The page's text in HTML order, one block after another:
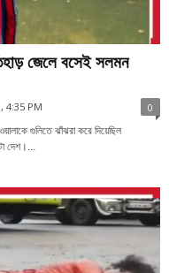
জেলে বসেই সলমন
4:35 PM 0
গুলিতে ঝাঁঝরা করে দিয়েছিল
দেশ।...